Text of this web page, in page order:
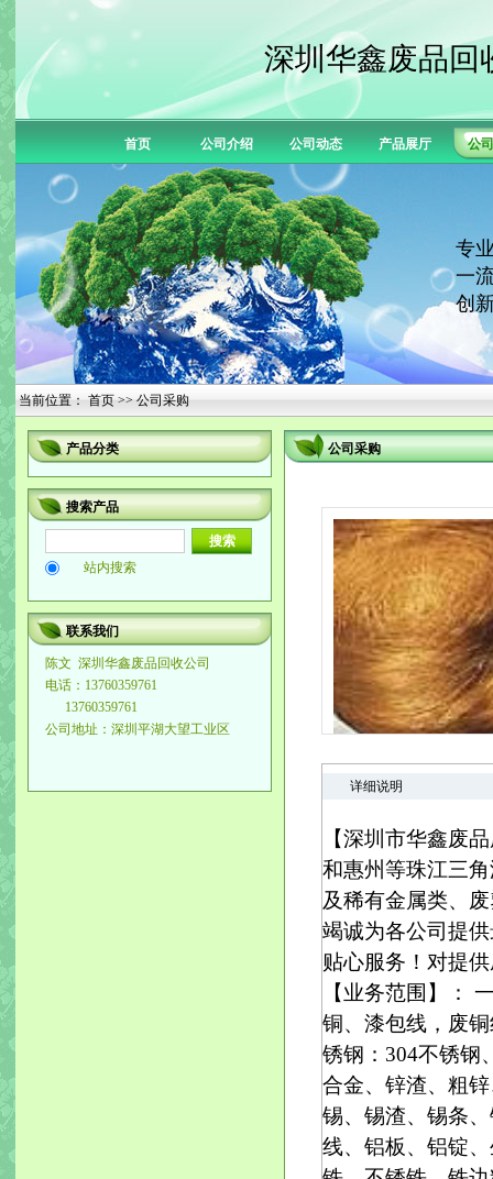
深圳华鑫废品回
首页 公司介绍 公司动态 产品展厅 公
专
一
创
当前位置： 首页 >> 公司采购
产品分类
搜索产品
站内搜索
联系我们
陈文 深圳华鑫废品回收公司
电话：13760359761
13760359761
公司地址：深圳平湖大望工业区
公司采购
详细说明
【深圳市华鑫废
和惠州等珠江三
及稀有金属类、
竭诚为各公司提
贴心服务！对提
【业务范围】：
铜、漆包线，废
锈钢：304不锈钢
合金、锌渣、粗
锡、锡渣、锡条
线、铝板、铝锭